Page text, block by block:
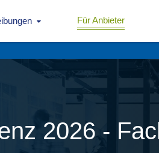
Für Anbieter
2026 -